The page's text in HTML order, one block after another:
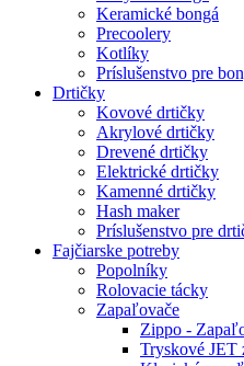
Keramické bongá
Precoolery
Kotlíky
Príslušenstvo pre
Drtičky
Kovové drtičky
Akrylové drtičky
Drevené drtičky
Elektrické drtičky
Kamenné drtičky
Hash maker
Príslušenstvo pre
Fajčiarske potreby
Popolníky
Rolovacie tácky
Zapaľovače
Zippo -
Tryskové JET